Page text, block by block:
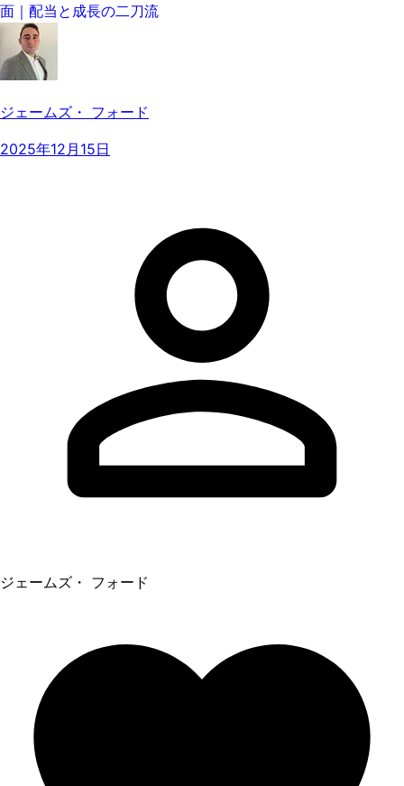
面｜配当と成長の二刀流
ジェームズ・ フォード
2025年12月15日
ジェームズ・ フォード